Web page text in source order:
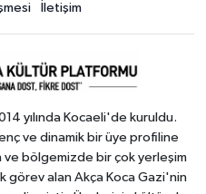
İletişim
yılında Kocaeli'de kuruldu.
ve dinamik bir üye profiline
bölgemizde bir çok yerleşim
görev alan Akça Koca Gazi'nin